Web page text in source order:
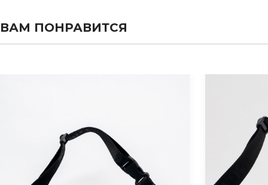
ВАМ ПОНРАВИТСЯ